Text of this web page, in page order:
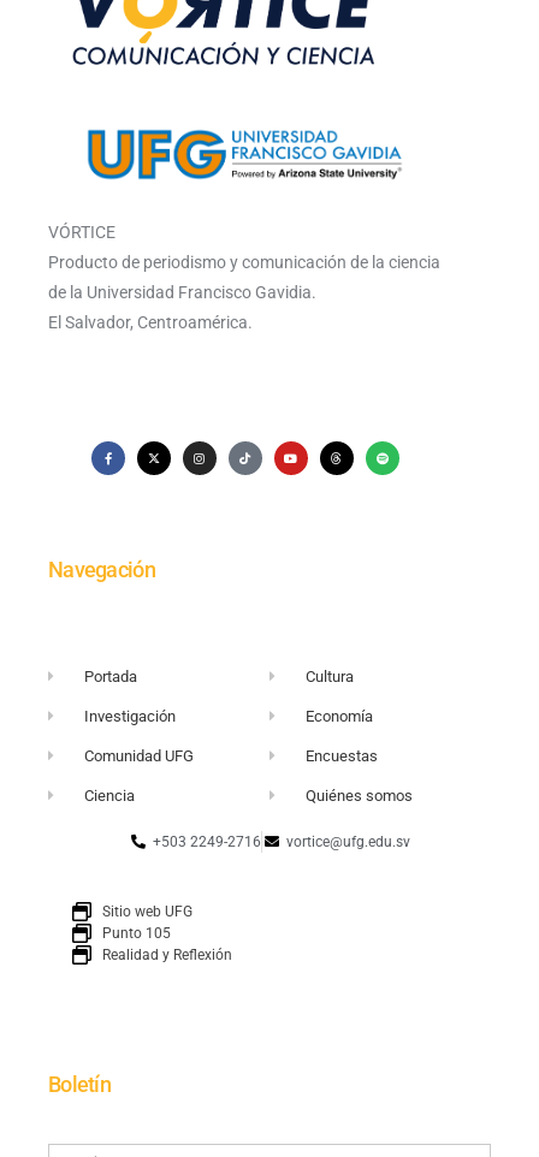
VÓRTICE
Producto de periodismo y comunicación de la ciencia
de la Universidad Francisco Gavidia.
El Salvador, Centroamérica.
Navegación
Portada
Investigación
Comunidad UFG
Ciencia
Cultura
Economía
Encuestas
Quiénes somos
+503 2249-2716 vortice@ufg.edu.sv
Sitio web UFG
Punto 105
Realidad y Reflexión
Boletín